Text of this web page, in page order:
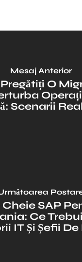
Mesaj Anterior
O
Scenarii
SAP
Ce
IT Și Șefii